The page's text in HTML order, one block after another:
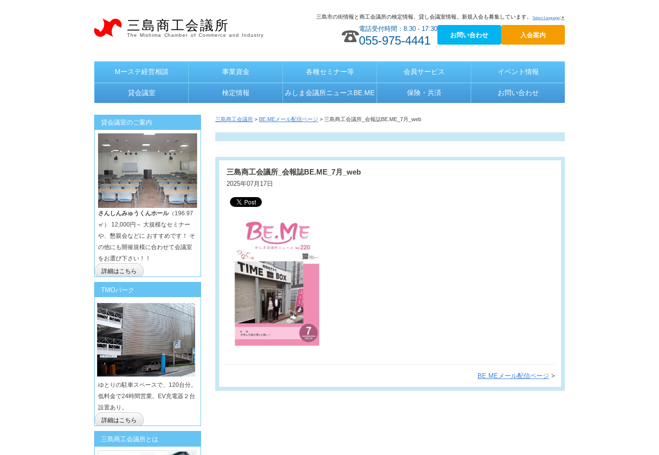
三島商工会議所
The Mishima Chamber of Commerce and Industry
Select Language ▼
三島市の街情報と商工会議所の検定情報、貸し会議室情報。新規入会も募集しています。
電話受付時間：8:30 - 17:30
055-975-4441 お問い合わせ 入会案内
Mーステ経営相談 事業資金 各種セミナー等 会員サービス イベント情報
貸会議室 検定情報 みしま会議所ニュースBE.ME 保険・共済 お問い合わせ
三島商工会議所 > BE.MEメール配信ページ > 三島商工会議所_会報誌BE.ME_7月_web
三島商工会議所_会報誌BE.ME_7月_web
2025年07月17日
BE.MEメール配信ページ >
貸会議室のご案内
さんしんみゅうくんホール（196.97
㎡） 12,000円～ 大規模なセミナー
や、懇親会などに おすすめです！ そ
の他にも開催規模に合わせて会議室
をお選び下さい！！
詳細はこちら
TMOパーク
ゆとりの駐車スペースで、120台分。
低料金で24時間営業。EV充電器２台
設置あり。
詳細はこちら
三島商工会議所とは